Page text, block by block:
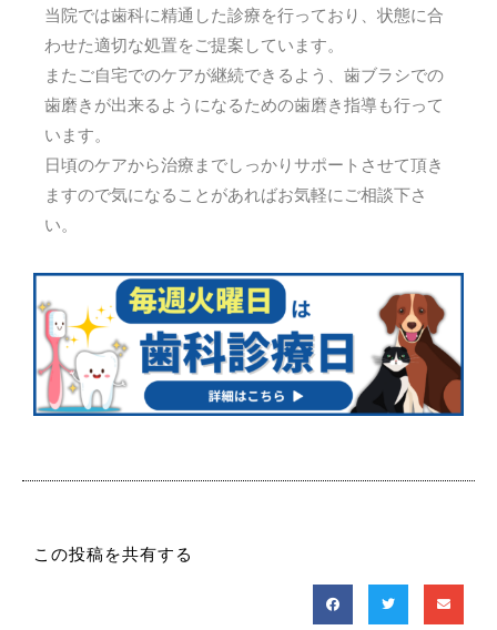
当院では歯科に精通した診療を行っており、状態に合
わせた適切な処置をご提案しています。
またご自宅でのケアが継続できるよう、歯ブラシでの
歯磨きが出来るようになるための歯磨き指導も行って
います。
日頃のケアから治療までしっかりサポートさせて頂き
ますので気になることがあればお気軽にご相談下さ
い。
この投稿を共有する